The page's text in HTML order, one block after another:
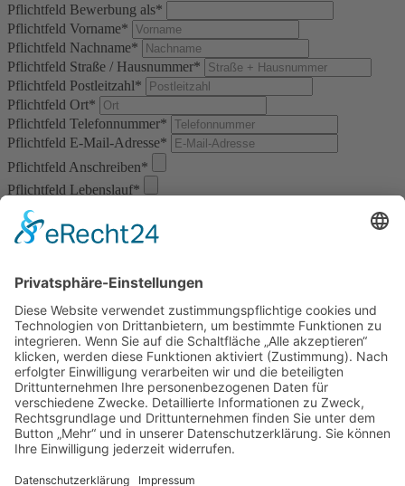
Pflichtfeld Bewerbung als*
Pflichtfeld Vorname*
Pflichtfeld Nachname*
Pflichtfeld Straße / Hausnummer*
Pflichtfeld Postleitzahl*
Pflichtfeld Ort*
Pflichtfeld Telefonnummer*
Pflichtfeld E-Mail-Adresse*
Pflichtfeld Anschreiben*
Pflichtfeld Lebenslauf*
Zeugnisse
Weitere Dokumente
Datenschutzhinweis:
nicht an Dritte weitergegeben. Sie erklären sich damit einverstanden, dass Ihre
Daten zur Bearbeitung Ihres Anliegens verwendet werden. Weitere
Informationen und Widerrufshinweise gibt es in der Datenschutzerklärung.
Jetzt Bewerben
Navigation überspringen
|